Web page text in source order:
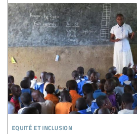
equité et inclusion